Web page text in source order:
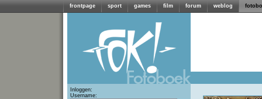
frontpage sport games film forum weblog
Inloggen:
Username: